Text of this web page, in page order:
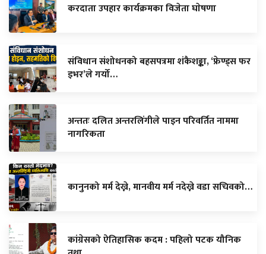
करदाता उपहार कार्यक्रमका विजेता घाेषणा
संविधान संशोधनको बहसपत्रमा शंकैशङ्का, ‘फ्रेण्ड्स फर
इभर’ले गर्यो…
अन्ततः दलित अन्तरलिंगीले पाइन परिवर्तित नाममा
नागरिकता
कानुनको मर्म देख्ने, मानवीय मर्म नदेख्ने वडा सचिवको…
कांग्रेसको ऐतिहासिक कदम : पहिलो पटक यौनिक